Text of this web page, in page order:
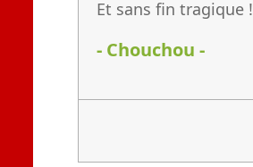
Et sans fin tragique !
- Chouchou -